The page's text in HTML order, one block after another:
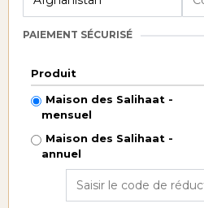
PAIEMENT SÉCURISÉ
Produit
Maison des Salihaat -
mensuel
Maison des Salihaat -
annuel